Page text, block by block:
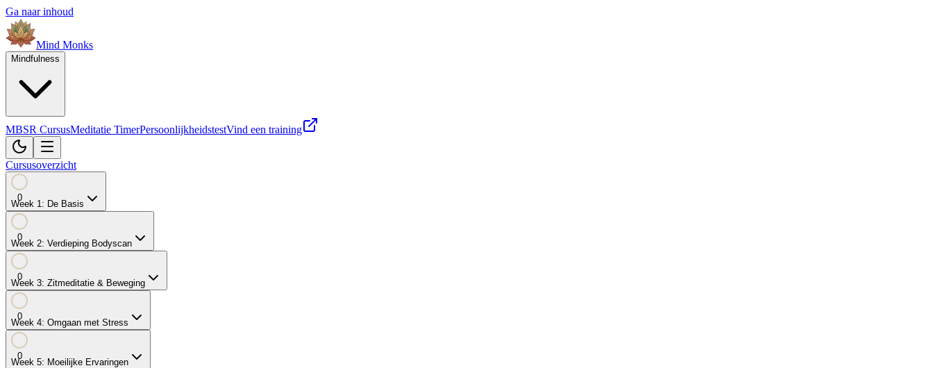
Ga naar inhoud
Mind Monks
Mindfulness
MBSR CursusMeditatie TimerPersoonlijkheidstestVind een training
Cursusoverzicht
0
Week 1: De Basis
0
Week 2: Verdieping Bodyscan
0
Week 3: Zitmeditatie & Beweging
0
Week 4: Omgaan met Stress
0
Week 5: Moeilijke Ervaringen